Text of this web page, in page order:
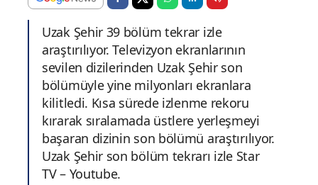
Uzak Şehir 39 bölüm tekrar izle
araştırılıyor. Televizyon ekranlarının
sevilen dizilerinden Uzak Şehir son
bölümüyle yine milyonları ekranlara
kilitledi. Kısa sürede izlenme rekoru
kırarak sıralamada üstlere yerleşmeyi
başaran dizinin son bölümü araştırılıyor.
Uzak Şehir son bölüm tekrarı izle Star
TV – Youtube.